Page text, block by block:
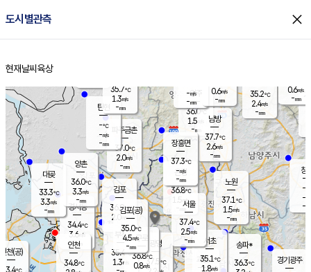
도시별관측 close
홈
현재날씨 육상
양주
36.0℃
1.5
-mm
과천
경기광주
경서동
34.4℃
3.6 m/s
-mm
파주금촌
37.0℃
2.0m/s
-mm
35.2℃
2.4m/s
-mm
대곶
33.3℃
3.3m/s
-mm
창
-
-m/
-
탄현
-℃
-m/s
-mm
0.6m/s
-mm
김포
36.9℃
2.0 m/s
mm
광명
37.5 ℃
부천
35.4℃
1.3m/s
양촌
36.0℃
3.3m/s
-mm
구로
36.8℃
0.8m/s
은평
36.8℃
1.5 m/s
- mm
노원
37.1℃
1.5m/s
-mm
송파*
36.3℃
서초
35.1℃
1.8m/s
남방
37.7℃
2.6m/s
-mm
장흥면
37.3℃
-m/s
-mm
-m/s
-mm
인천(공)
33.4℃
김포(공)
35.0℃
4.5m/s
-mm
인천
34.8℃
서울
37.4℃
2.5m/s
-mm
35.7℃
1.3m/s
-mm
0.6m/s
-mm